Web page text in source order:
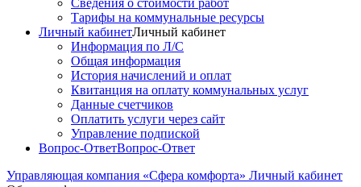
Сведения о стоимости работ
Тарифы на коммунальные ресурсы
Личный кабинетЛичный кабинет
Информация по Л/С
Общая информация
История начислений и оплат
Квитанция на оплату коммунальных услуг
Данные счетчиков
Оплатить услуги через сайт
Управление подпиской
Вопрос-ОтветВопрос-Ответ
Управляющая компания «Сфера комфорта» Личный кабинет